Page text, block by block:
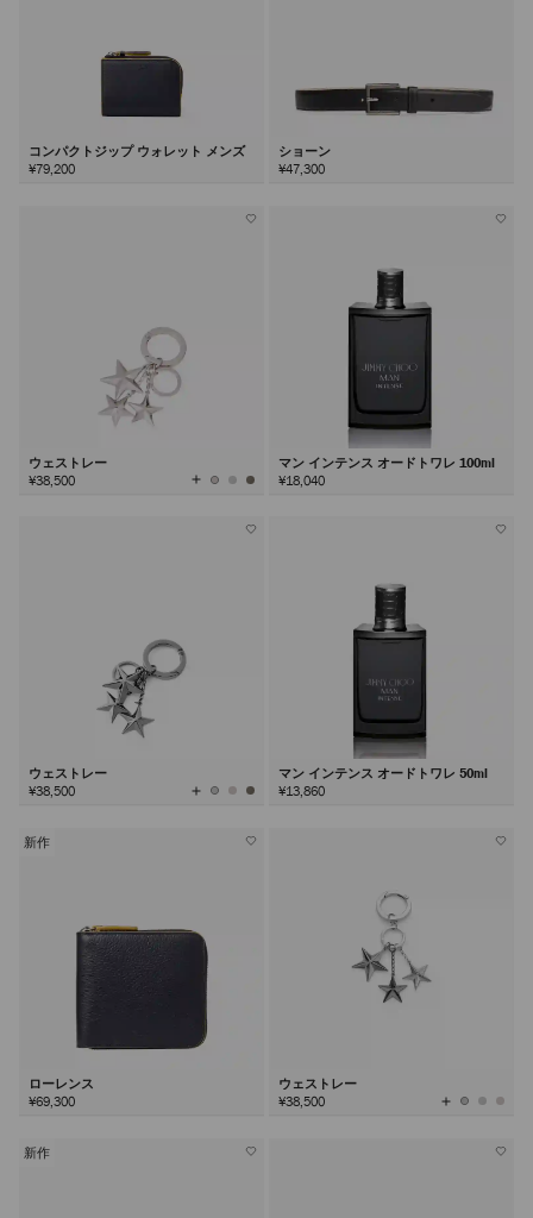
コンパクトジップ ウォレット メンズ
¥79,200
ショーン
¥47,300
ウェストレー
¥38,500
全
て
マン インテンス オードトワレ 100ml
¥18,040
ウェストレー
¥38,500
全
て
マン インテンス オードトワレ 50ml
¥13,860
新作
ローレンス
¥69,300
ウェストレー
¥38,500
全
て
新作